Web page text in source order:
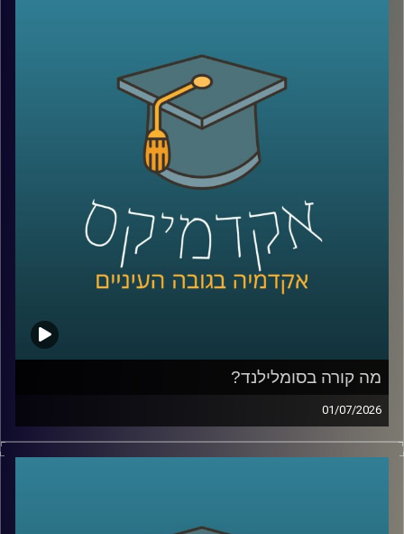
רדאר, וארטיק שנולד כשילד שכח בחוץ כוס עם משקה ומקל
ערבוב בלילה קר.
על פניו, כל אלה נשמעים כמו מזל. אבל אולי זו רק חצי
מהתמונה. כי הרבה אנשים נתקלים בטעויות, בכישלונות
ובדברים לא צפויים, והשאלה היא מי יודע לעצור, להסתכל
עליהם אחרת, ולהפוך אותם לפריצת דרך.
האורח שלנו היום הוא מוטי שטנר, יזם סדרתי, משקיע ומרצה
באוניברסיטת רייכמן. יחד עם אחיו, פרופ׳ אורי שטנר, הוא כתב
את הספר “איך להיות מדען דיסרפטיבי”, שמנסה לשאול האם
פריצות דרך הן באמת עניין של גאונות ומזל, או שאפשר לפתח
צורת חשיבה, ואולי אפילו שיטה, שמגדילה את הסיכוי לזהות
שאלות גדולות, לערער על הנחות יסוד ולפרוץ את גבולות הידע
בפרק הזה נדבר על הדרך שבה נולדות תגליות, על מה שמדע
יכול ללמוד מהייטק, על ההבדל בין חשיבה נועזת לחשיבה לא
מבוססת, ועל השאלה האם אפשר ללמד אנשים לחשוב בצורה
קרדיט תמונות:AudioVersity
מה קורה בסומלילנד?
01/07/2026
יש בעולם מדינה עם כ-6 מיליון תושבים, ממשלה, מטבע, צבא,
דרכונים ובחירות דמוקרטיות. היא יציבה יותר מחלק מהמדינות